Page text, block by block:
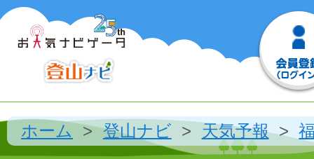
ホーム 登山ナビ 天気予報